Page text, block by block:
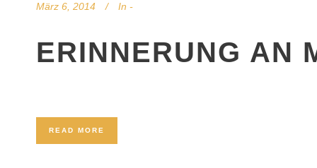
März 6, 2014 In -
ERINNERUNG AN
READ MORE